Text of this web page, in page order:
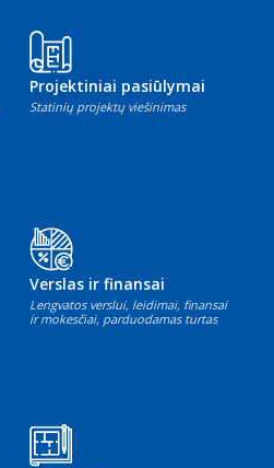
Projektiniai pasiūlymai
Statinių projektų viešinimas
Verslas ir finansai
Lengvatos verslui, leidimai, finansai
ir mokesčiai, parduodamas turtas